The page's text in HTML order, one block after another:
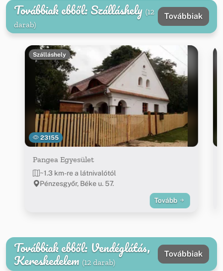
Továbbiak ebből: Szálláshely (12
darab)
Továbbiak
23155
Szálláshely
Pangea Egyesület
~1.3 km-re a látnivalótól
Pénzesgyőr, Béke u. 57.
Tovább
Továbbiak ebből: Vendéglátás,
Kereskedelem (12 darab)
Továbbiak